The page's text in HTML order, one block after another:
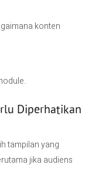
konten
Diperhatikan
tampilan yang
jika audiens